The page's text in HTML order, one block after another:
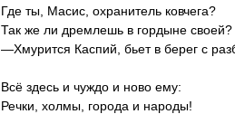
Где ты, Масис, охранитель ковчега?
Так же ли дремлешь в гордыне своей?
—Хмурится Каспий, бьет в берег с
Всё здесь и чуждо и ново ему:
Речки, холмы, города и народы!